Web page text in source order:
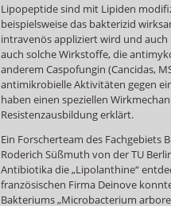
Lipopeptide sind mit Lipiden
beispielsweise das bakterizid
intravenös appliziert wird und auch
auch solche Wirkstoffe, die
anderem Caspofungin (Cancidas,
antimikrobielle Aktivitäten gegen
haben einen speziellen
Resistenzausbildung erklärt.
Ein Forscherteam des Fachgebiets
Roderich Süßmuth von der TU
Antibiotika die „Lipolanthine“
französischen Firma Deinove
Bakteriums „Microbacterium